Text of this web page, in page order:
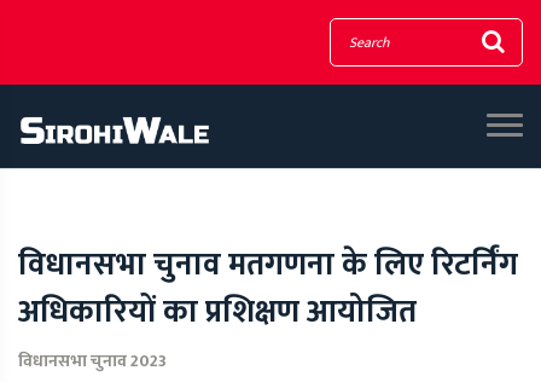
विधानसभा चुनाव मतगणना के लिए रिटर्निंग
अधिकारियों का प्रशिक्षण आयोजित
विधानसभा चुनाव 2023